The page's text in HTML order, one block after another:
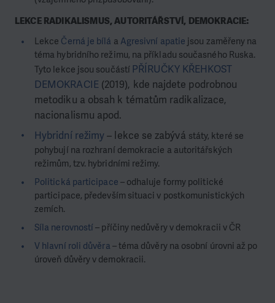
LEKCE RADIKALISMUS, AUTORITÁŘSTVÍ, DEMOKRACIE:
Lekce Černá je bílá a Agresivní apatie jsou zaměřeny na
téma hybridního režimu, na příkladu současného Ruska.
Tyto lekce jsou součástí PŘÍRUČKY KŘEHKOST
DEMOKRACIE(2019), kde najdete podrobnou
metodiku a obsah k tématům radikalizace,
nacionalismu apod.
Hybridní režimy– lekce se zabývá státy, které se
pohybují na rozhraní demokracie a autoritářských
režimům, tzv. hybridními režimy.
Politická participace – odhaluje formy politické
participace, především situaci v postkomunistických
zemích.
Síla nerovností– příčiny nedůvěry v demokracii v ČR
V hlavní roli důvěra – téma důvěry na osobní úrovni až po
úroveň důvěry v demokracii.